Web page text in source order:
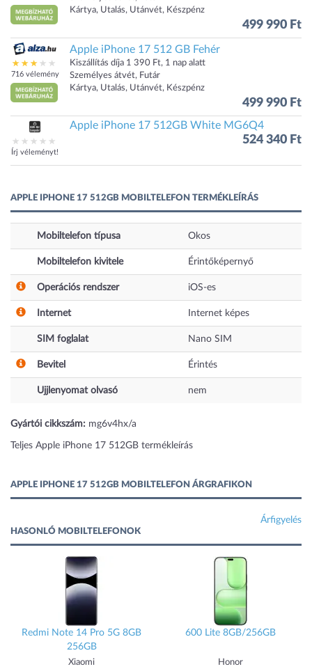
Kártya, Utalás, Utánvét, Készpénz
499 990 Ft
716 vélemény
Apple iPhone 17 512 GB Fehér
Kiszállítás díja 1 390 Ft, 1 nap alatt
Személyes átvét, Futár
Kártya, Utalás, Utánvét, Készpénz
499 990 Ft
Írj véleményt!
Apple iPhone 17 512GB White MG6Q4
524 340 Ft
APPLE IPHONE 17 512GB MOBILTELEFON TERMÉKLEÍRÁS
Mobiltelefon típusa Okos
Mobiltelefon kivitele Érintőképernyő
Operációs rendszer iOS-es
Internet Internet képes
SIM foglalat Nano SIM
Bevitel Érintés
Ujjlenyomat olvasó nem
Gyártói cikkszám: mg6v4hx/a
Teljes Apple iPhone 17 512GB termékleírás
APPLE IPHONE 17 512GB MOBILTELEFON ÁRGRAFIKON
Árfigyelés
HASONLÓ MOBILTELEFONOK
Redmi Note 14 Pro 5G 8GB
256GB
Xiaomi
600 Lite 8GB/256GB
Honor